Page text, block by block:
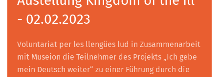
- 02.02.2023
Voluntariat per les llengües lud in Zusammenarbeit
mit Museion die Teilnehmer des Projekts „Ich gebe
mein Deutsch weiter“ zu einer Führung durch die